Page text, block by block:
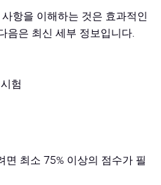
항을 이해하는 것은 효과적인
음은 최신 세부 정보입니다.
험
면 최소 75% 이상의 점수가 필